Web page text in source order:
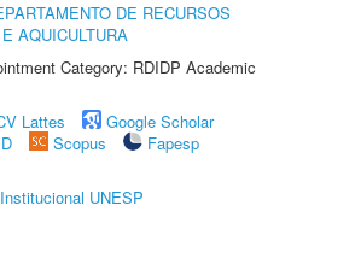
DE RECURSOS
AQUICULTURA
Category: RDIDP Academic
Lattes
Google Scholar
Scopus
Fapesp
UNESP